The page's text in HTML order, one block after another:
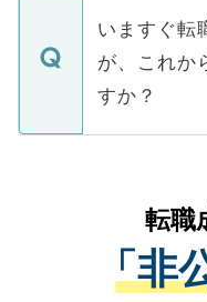
に、医療機
みを人材紹
ています。
の辞退の連
で、ご安心
などで収集
ご本人のキ
支援を目的
ているすべて
は、個人情
管理基準を
る、プライ
いますぐ転
が、これか
すか？
かがいして
経験をまじ
させていた
ない方には
転職
「非